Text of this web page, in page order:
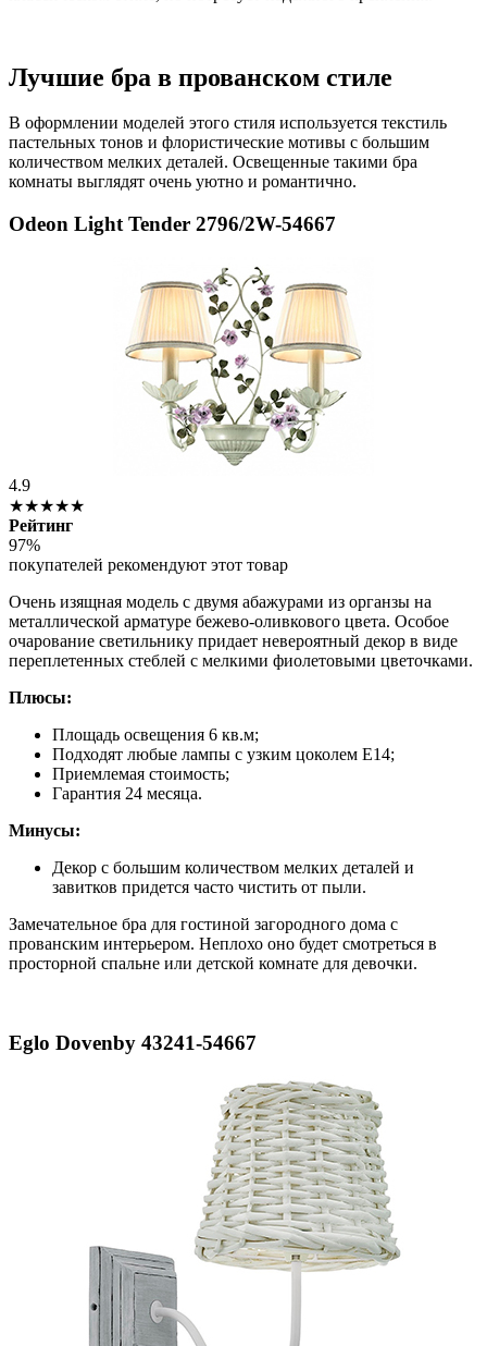
Лучшие бра в прованском стиле
В оформлении моделей этого стиля используется текстиль
пастельных тонов и флористические мотивы с большим
количеством мелких деталей. Освещенные такими бра
комнаты выглядят очень уютно и романтично.
Odeon Light Tender 2796/2W-54667
4.9
★★★★★
Рейтинг
97%
покупателей рекомендуют этот товар
Очень изящная модель с двумя абажурами из органзы на
металлической арматуре бежево-оливкового цвета. Особое
очарование светильнику придает невероятный декор в виде
переплетенных стеблей с мелкими фиолетовыми цветочками.
Плюсы:
Площадь освещения 6 кв.м;
Подходят любые лампы с узким цоколем Е14;
Приемлемая стоимость;
Гарантия 24 месяца.
Минусы:
Декор с большим количеством мелких деталей и
завитков придется часто чистить от пыли.
Замечательное бра для гостиной загородного дома с
прованским интерьером. Неплохо оно будет смотреться в
просторной спальне или детской комнате для девочки.
Eglo Dovenby 43241-54667